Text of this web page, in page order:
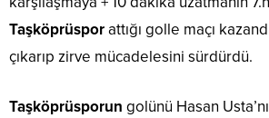
Taşköprüsporattığı golle maçı
çıkarıp zirve mücadelesini sürdürdü.
Taşköprüsporun golünü Hasan